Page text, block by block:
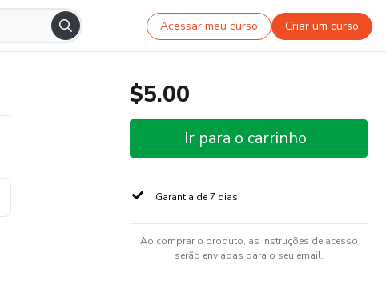
Acessar meu curso Criar um curso
$5.00
Ir para o carrinho
Garantia de 7 dias
Ao comprar o produto, as instruções de acesso
serão enviadas para o seu email.